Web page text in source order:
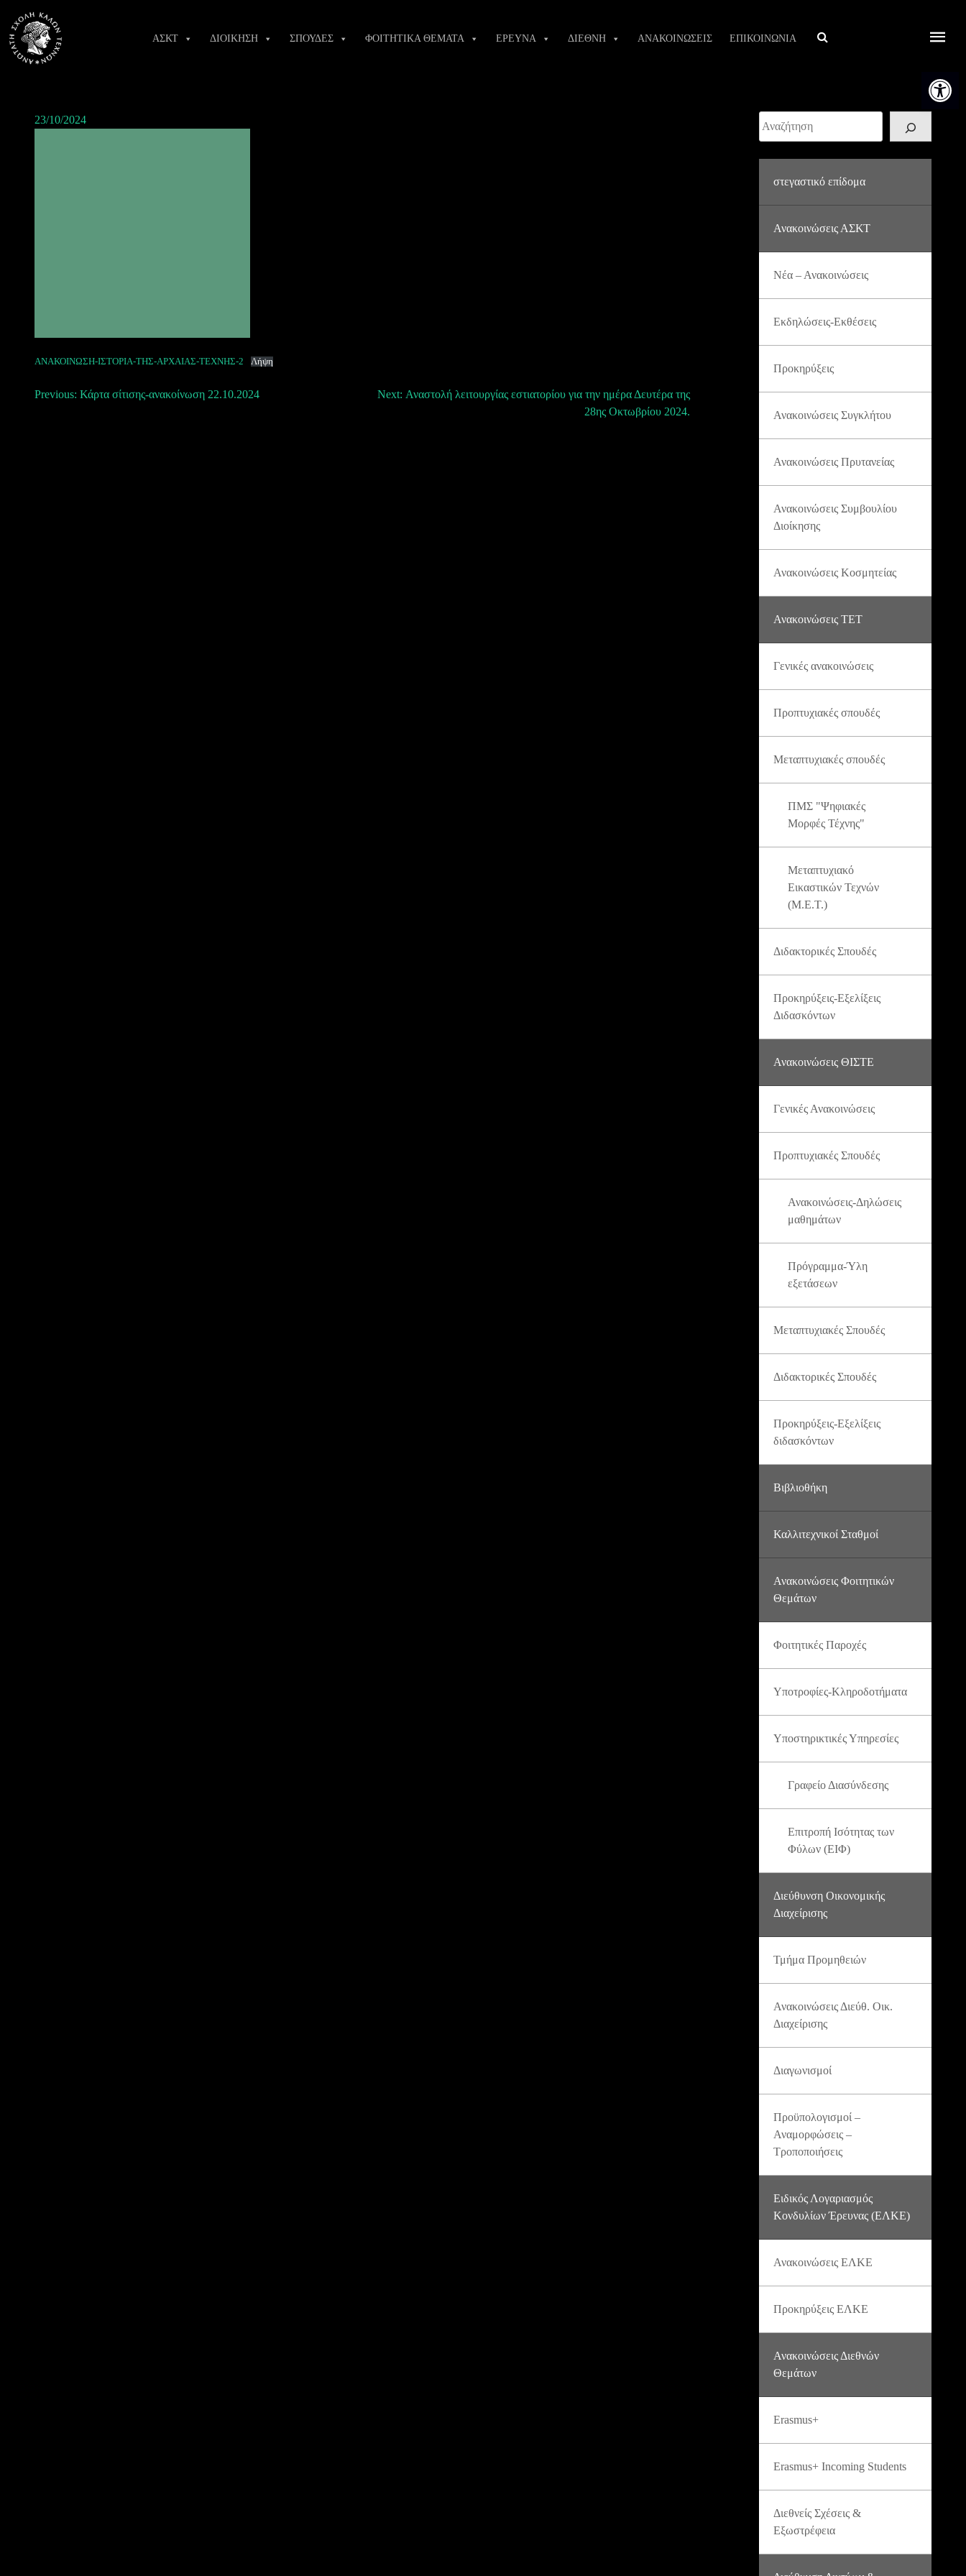
Ανοίξτε
content
ΑΣΚΤ ΔΙΟΙΚΗΣΗ ΣΠΟΥΔΕΣ ΦΟΙΤΗΤΙΚΑ ΘΕΜΑΤΑ ΕΡΕΥΝΑ ΔΙΕΘΝΗ ΑΝΑΚΟΙΝΩΣΕΙΣ ΕΠΙΚΟΙΝΩΝΙΑ Αναζήτηση
23/10/2024
ΑΝΑΚΟΙΝΩΣΗ-ΙΣΤΟΡΙΑ-ΤΗΣ-ΑΡΧΑΙΑΣ-ΤΕΧΝΗΣ-2 Λήψη
Πλοήγηση
Previous: Κάρτα σίτισης-ανακοίνωση 22.10.2024 Next: Αναστολή λειτουργίας εστιατορίου για την ημέρα Δευτέρα της
28ης Οκτωβρίου 2024.
Αναζήτηση
στεγαστικό επίδομα
Ανακοινώσεις ΑΣΚΤ
Νέα – Ανακοινώσεις
Εκδηλώσεις-Εκθέσεις
Προκηρύξεις
Ανακοινώσεις Συγκλήτου
Ανακοινώσεις Πρυτανείας
Ανακοινώσεις Συμβουλίου
Διοίκησης
Ανακοινώσεις Κοσμητείας
Ανακοινώσεις ΤΕΤ
Γενικές ανακοινώσεις
Προπτυχιακές σπουδές
Μεταπτυχιακές σπουδές
ΠΜΣ "Ψηφιακές
Μορφές Τέχνης"
Μεταπτυχιακό
Εικαστικών Τεχνών
(Μ.Ε.Τ.)
Διδακτορικές Σπουδές
Προκηρύξεις-Εξελίξεις
Διδασκόντων
Ανακοινώσεις ΘΙΣΤΕ
Γενικές Ανακοινώσεις
Προπτυχιακές Σπουδές
Ανακοινώσεις-Δηλώσεις
μαθημάτων
Πρόγραμμα-Ύλη
εξετάσεων
Μεταπτυχιακές Σπουδές
Διδακτορικές Σπουδές
Προκηρύξεις-Εξελίξεις
διδασκόντων
Βιβλιοθήκη
Καλλιτεχνικοί Σταθμοί
Ανακοινώσεις Φοιτητικών
Θεμάτων
Φοιτητικές Παροχές
Υποτροφίες-Κληροδοτήματα
Υποστηρικτικές Υπηρεσίες
Γραφείο Διασύνδεσης
Επιτροπή Ισότητας των
Φύλων (ΕΙΦ)
Διεύθυνση Οικονομικής
Διαχείρισης
Τμήμα Προμηθειών
Ανακοινώσεις Διεύθ. Οικ.
Διαχείρισης
Διαγωνισμοί
Προϋπολογισμοί –
Αναμορφώσεις –
Τροποποιήσεις
Ειδικός Λογαριασμός
Κονδυλίων Έρευνας (ΕΛΚΕ)
Ανακοινώσεις ΕΛΚΕ
Προκηρύξεις ΕΛΚΕ
Ανακοινώσεις Διεθνών
Θεμάτων
Erasmus+
Erasmus+ Incoming Students
Διεθνείς Σχέσεις &
Εξωστρέφεια